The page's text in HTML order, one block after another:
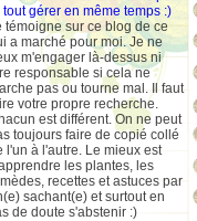
témoigne sur ce blog de ce
a marché pour moi. Je ne
m'engager là-dessus ni
responsable si cela ne
pas ou tourne mal. Il faut
votre propre recherche.
est différent. On ne peut
toujours faire de copié collé
l'un à l'autre. Le mieux est
les plantes, les
recettes et astuces par
sachant(e) et surtout en
de doute s'abstenir :)